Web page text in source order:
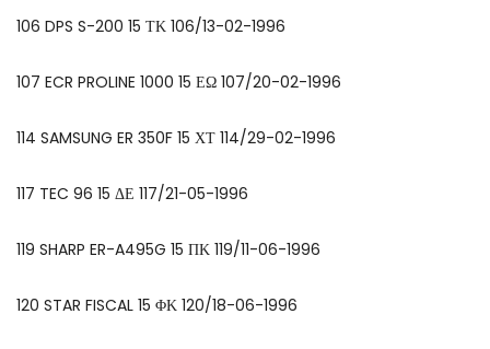
106 DPS S-200 15 ΤΚ 106/13-02-1996
107 ECR PROLINE 1000 15 ΕΩ 107/20-02-1996
114 SAMSUNG ER 350F 15 ΧΤ 114/29-02-1996
117 TEC 96 15 ΔΕ 117/21-05-1996
119 SHARP ER-A495G 15 ΠΚ 119/11-06-1996
120 STAR FISCAL 15 ΦΚ 120/18-06-1996